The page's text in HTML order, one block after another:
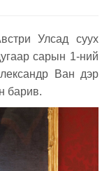
Улсад суух
сарын 1-ний
Ван дэр
барив.